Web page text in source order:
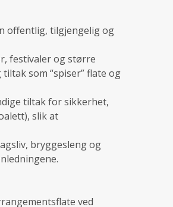
offentlig, tilgjengelig og
festivaler og større
som “spiser” flate og
tiltak for sikkerhet,
slik at
bryggesleng og
ved